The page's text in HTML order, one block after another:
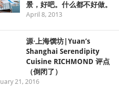
景，好吧。什么都不好做。
April 8, 2013
源·上海馔坊|Yuan’s
Shanghai Serendipity
Cuisine RICHMOND 评点
（倒闭了）
21, 2016